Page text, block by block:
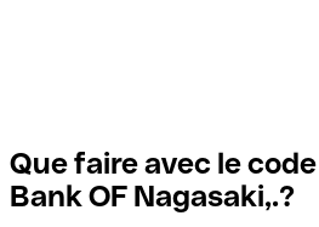
Que faire avec le
Bank OF Nagasaki,.?